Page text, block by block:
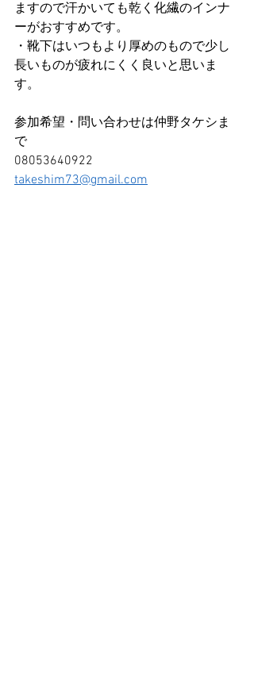
ますので汗かいても乾く化繊のインナ
ーがおすすめです。
・靴下はいつもより厚めのもので少し
長いものが疲れにくく良いと思いま
す。
参加希望・問い合わせは仲野タケシま
で
08053640922
takeshim73@gmail.com